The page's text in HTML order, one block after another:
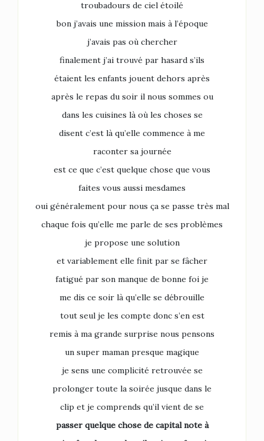
troubadours de ciel étoilé
bon j’avais une mission mais à l’époque
j’avais pas où chercher
finalement j’ai trouvé par hasard s’ils
étaient les enfants jouent dehors après
après le repas du soir il nous sommes ou
dans les cuisines là où les choses se
disent c’est là qu’elle commence à me
raconter sa journée
est ce que c’est quelque chose que vous
faites vous aussi mesdames
oui généralement pour nous ça se passe très mal
chaque fois qu’elle me parle de ses problèmes
je propose une solution
et variablement elle finit par se fâcher
fatigué par son manque de bonne foi je
me dis ce soir là qu’elle se débrouille
tout seul je les compte donc s’en est
remis à ma grande surprise nous pensons
un super maman presque magique
je sens une complicité retrouvée se
prolonger toute la soirée jusque dans le
clip et je comprends qu’il vient de se
passer quelque chose de capital note à